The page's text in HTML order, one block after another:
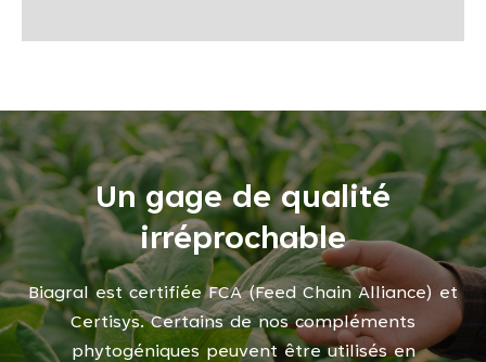
Un gage de qualité
irréprochable
Biagral est certifiée FCA (Feed Chain Alliance) et
Certisys. Certains de nos compléments
phytogéniques peuvent être utilisés en